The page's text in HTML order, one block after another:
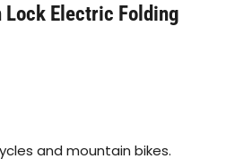
Lock Electric Folding
and mountain bikes.